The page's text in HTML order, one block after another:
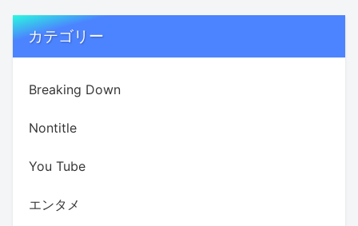
カテゴリー
Breaking Down
Nontitle
You Tube
エンタメ